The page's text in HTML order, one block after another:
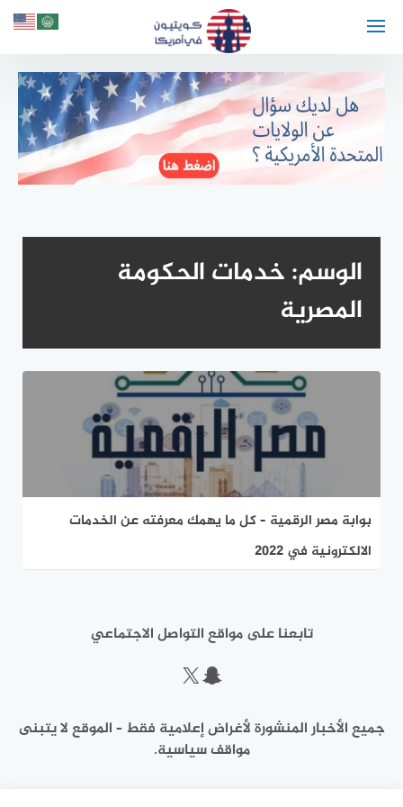
الوسم:خدمات الحكومة
المصرية
بوابة مصر الرقمية – كل ما يهمك معرفته عن الخدمات
الالكترونية في 2022
تابعنا على مواقع التواصل الاجتماعي
سناب شات
إكس
جميع الأخبار المنشورة لأغراض إعلامية فقط – الموقع لا يتبنى
مواقف سياسية.